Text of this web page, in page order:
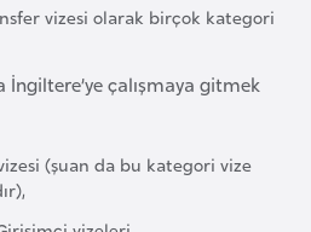
vizesi olarak birçok kategori
İngiltere’ye çalışmaya gitmek
(şuan da bu kategori vize